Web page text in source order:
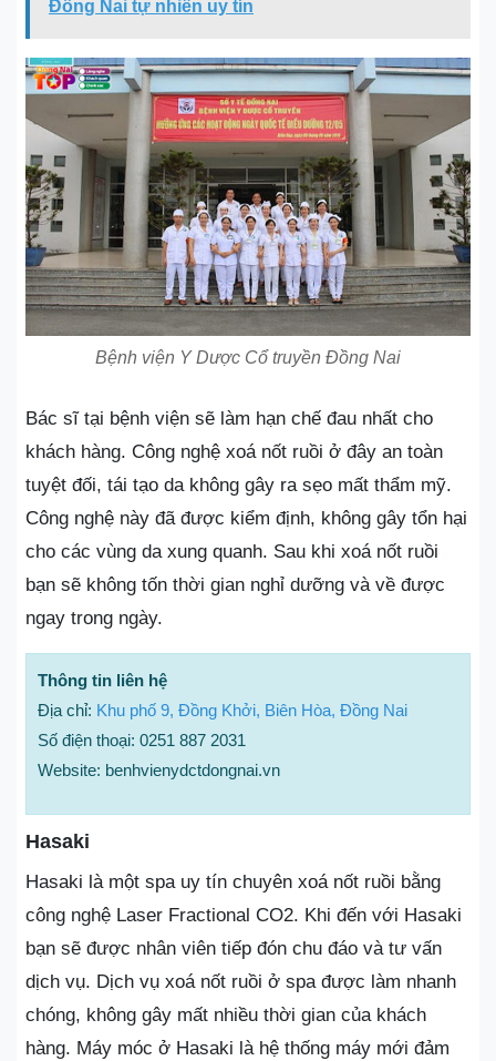
Đồng Nai tự nhiên uy tín
Bệnh viện Y Dược Cổ truyền Đồng Nai
Bác sĩ tại bệnh viện sẽ làm hạn chế đau nhất cho
khách hàng. Công nghệ xoá nốt ruồi ở đây an toàn
tuyệt đối, tái tạo da không gây ra sẹo mất thẩm mỹ.
Công nghệ này đã được kiểm định, không gây tổn hại
cho các vùng da xung quanh. Sau khi xoá nốt ruồi
bạn sẽ không tốn thời gian nghỉ dưỡng và về được
ngay trong ngày.
Thông tin liên hệ
Địa chỉ: Khu phố 9, Đồng Khởi, Biên Hòa, Đồng Nai
Số điện thoại: 0251 887 2031
Website: benhvienydctdongnai.vn
Hasaki
Hasaki là một spa uy tín chuyên xoá nốt ruồi bằng
công nghệ Laser Fractional CO2. Khi đến với Hasaki
bạn sẽ được nhân viên tiếp đón chu đáo và tư vấn
dịch vụ. Dịch vụ xoá nốt ruồi ở spa được làm nhanh
chóng, không gây mất nhiều thời gian của khách
hàng. Máy móc ở Hasaki là hệ thống máy mới đảm